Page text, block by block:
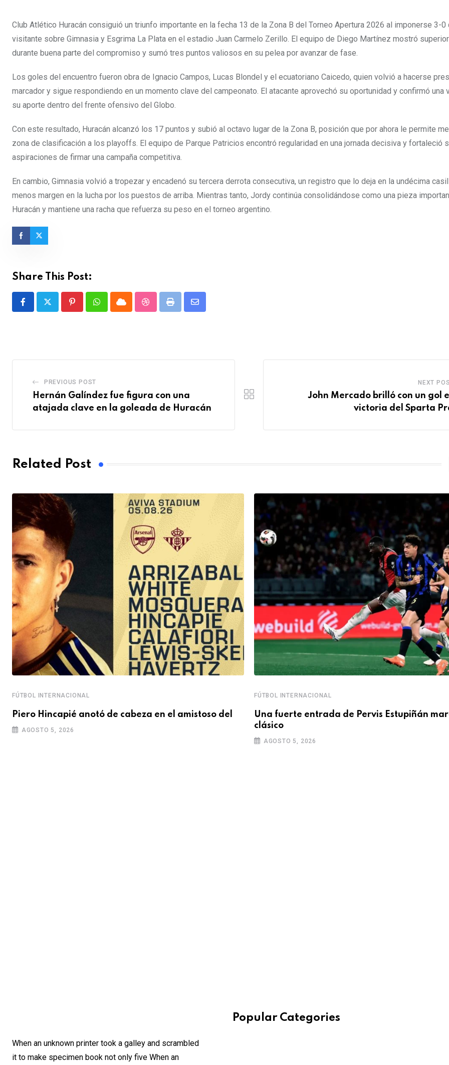
Club Atlético Huracán consiguió un triunfo importante en la fecha 13 de la Zona B del Torneo Apertura 2026 al imponerse 3-0
visitante sobre Gimnasia y Esgrima La Plata en el estadio Juan Carmelo Zerillo. El equipo de Diego Martínez mostró
durante buena parte del compromiso y sumó tres puntos valiosos en su pelea por avanzar de fase.
Los goles del encuentro fueron obra de Ignacio Campos, Lucas Blondel y el ecuatoriano Caicedo, quien volvió a hacerse
marcador y sigue respondiendo en un momento clave del campeonato. El atacante aprovechó su oportunidad y confirmó una
su aporte dentro del frente ofensivo del Globo.
Con este resultado, Huracán alcanzó los 17 puntos y subió al octavo lugar de la Zona B, posición que por ahora le permite
zona de clasificación a los playoffs. El equipo de Parque Patricios encontró regularidad en una jornada decisiva y fortaleció
aspiraciones de firmar una campaña competitiva.
En cambio, Gimnasia volvió a tropezar y encadenó su tercera derrota consecutiva, un registro que lo deja en la undécima
menos margen en la lucha por los puestos de arriba. Mientras tanto, Jordy continúa consolidándose como una pieza
Huracán y mantiene una racha que refuerza su peso en el torneo argentino.
Share This Post:
PinterestWhatsappCloud StumbleUpon
Print
Share
PREVIOUS POST
Hernán Galíndez fue figura con una
atajada clave en la goleada de Huracán
NEXT
John Mercado brilló con un gol
victoria del Sparta
Related Post
FÚTBOL INTERNACIONAL
Piero Hincapié anotó de cabeza en el amistoso del
AGOSTO 5, 2026
FÚTBOL INTERNACIONAL
Una fuerte entrada de Pervis Estupiñán
clásico
AGOSTO 5, 2026
When an unknown printer took a galley and scrambled
it to make specimen book not only five When an
Popular Categories